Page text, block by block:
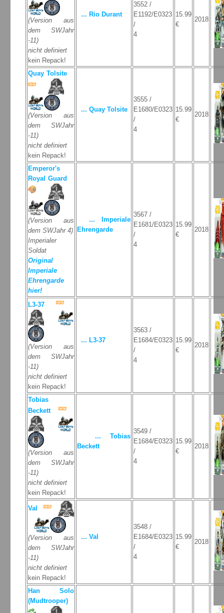
(Version aus
dem SWJahr
-11)
nicht definiert
kein Repack!
... Rio Durant
3552 /
E1192/E0323
/
4
15.99
€
2018
Quay Tolsite
(Version aus
dem SWJahr
-11)
nicht definiert
kein Repack!
... Quay Tolsite
3555 /
E1680/E0323
/
4
15.99
€
2018
Emperor's
Royal Guard
(Version aus
dem SWJahr 4)
Imperialer
Soldat
Original
Imperiale
Ehrengarde
hier!
... Imperiale
Ehrengarde
3567 /
E1681/E0323
/
4
15.99
€
2018
L3-37
(Version aus
dem SWJahr
-11)
nicht definiert
kein Repack!
... L3-37
3563 /
E1684/E0323
/
4
15.99
€
2018
Tobias
Beckett
(Version aus
dem SWJahr
-11)
nicht definiert
kein Repack!
... Tobias
Beckett
3549 /
E1684/E0323
/
4
15.99
€
2018
Val
(Version aus
dem SWJahr
-11)
nicht definiert
kein Repack!
... Val
3548 /
E1684/E0323
/
4
15.99
€
2018
Han Solo
(Mudtrooper)